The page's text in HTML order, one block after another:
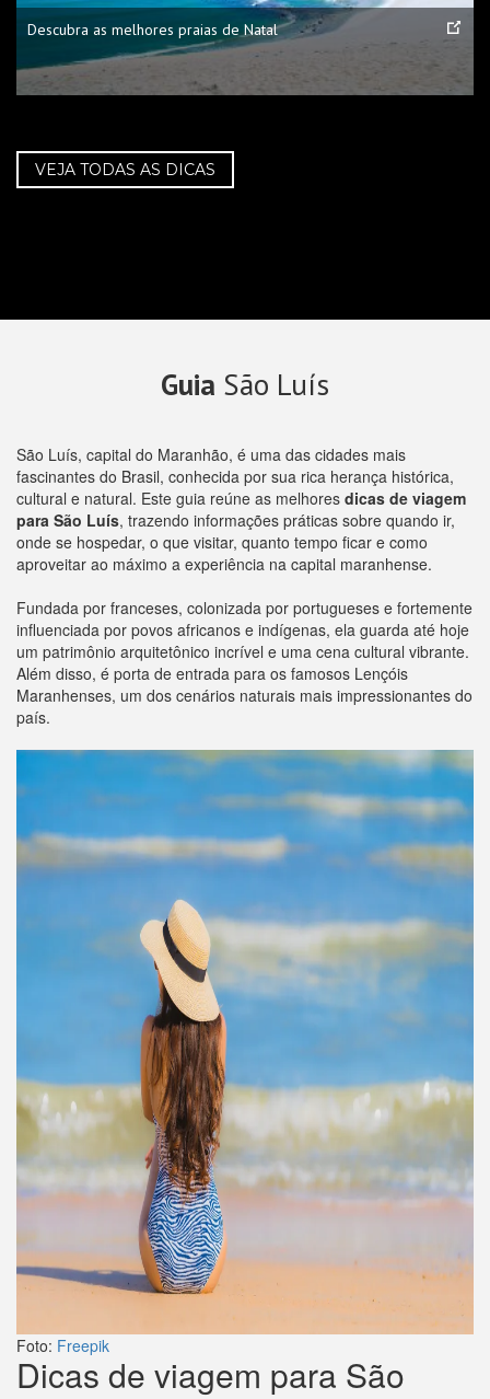
Descubra as melhores praias de Natal
VEJA TODAS AS DICAS
Guia São Luís
São Luís, capital do Maranhão, é uma das cidades mais
fascinantes do Brasil, conhecida por sua rica herança histórica,
cultural e natural. Este guia reúne as melhores dicas de viagem
para São Luís, trazendo informações práticas sobre quando ir,
onde se hospedar, o que visitar, quanto tempo ficar e como
aproveitar ao máximo a experiência na capital maranhense.
Fundada por franceses, colonizada por portugueses e fortemente
influenciada por povos africanos e indígenas, ela guarda até hoje
um patrimônio arquitetônico incrível e uma cena cultural vibrante.
Além disso, é porta de entrada para os famosos Lençóis
Maranhenses, um dos cenários naturais mais impressionantes do
país.
Foto: Freepik
Dicas de viagem para São